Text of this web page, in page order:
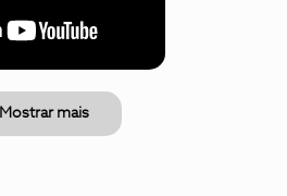
Mostrar mais